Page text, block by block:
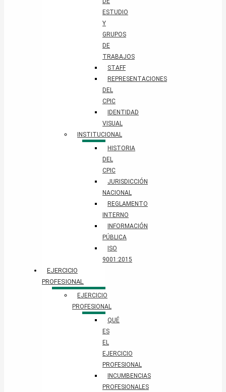
ESTUDIO
Y
GRUPOS
DE
TRABAJOS
STAFF
REPRESENTACIONES
DEL
CPIC
IDENTIDAD
VISUAL
INSTITUCIONAL
HISTORIA
DEL
CPIC
JURISDICCIÓN
NACIONAL
REGLAMENTO
INTERNO
INFORMACIÓN
PÚBLICA
ISO
9001:2015
EJERCICIO
PROFESIONAL
EJERCICIO
PROFESIONAL
QUÉ
ES
EL
EJERCICIO
PROFESIONAL
INCUMBENCIAS
PROFESIONALES